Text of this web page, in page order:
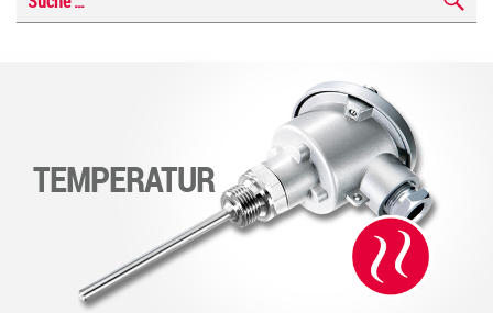
TEMPERATUR